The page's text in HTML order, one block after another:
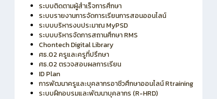
ระบบติดตามผู้สำเร็จการศึกษา
ระบบรายงานการจัดการเรียนการสอนออนไลน์
ระบบบริหารงบประมาณ MyPSD
ระบบบริหารจัดการสถานศึกษา RMS
Chontech Digital Library
ศธ.02 ครูและครูที่ปรึกษา
ศธ.02 ตรวจสอบผลการเรียน
ID Plan
การพัฒนาครูและบุคลากรอาชีวศึกษาออนไลน์ Rtraining
ระบบฝึกอบรมและพัฒนาบุคลากร (R-HRD)